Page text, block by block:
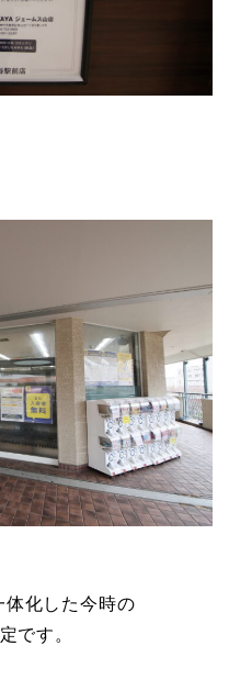
化した今時の
です。